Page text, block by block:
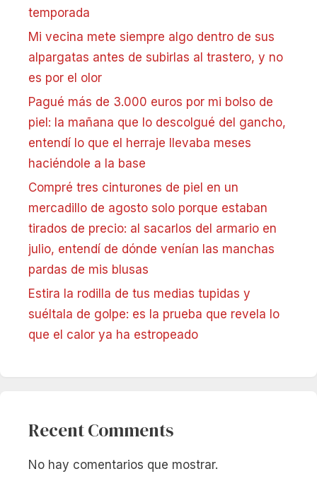
temporada
Mi vecina mete siempre algo dentro de sus
alpargatas antes de subirlas al trastero, y no
es por el olor
Pagué más de 3.000 euros por mi bolso de
piel: la mañana que lo descolgué del gancho,
entendí lo que el herraje llevaba meses
haciéndole a la base
Compré tres cinturones de piel en un
mercadillo de agosto solo porque estaban
tirados de precio: al sacarlos del armario en
julio, entendí de dónde venían las manchas
pardas de mis blusas
Estira la rodilla de tus medias tupidas y
suéltala de golpe: es la prueba que revela lo
que el calor ya ha estropeado
Recent Comments
No hay comentarios que mostrar.